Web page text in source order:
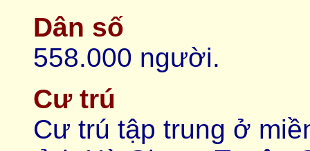
Dân số
558.000 người.
Cư trú
Cư trú tập trung ở